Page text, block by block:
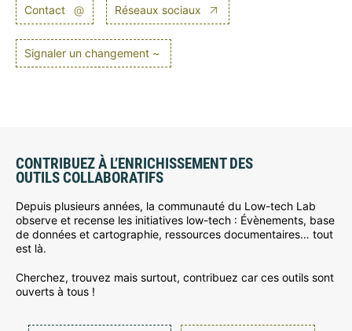
Contact @ Réseaux sociaux
Signaler un changement ~
CONTRIBUEZ À L’ENRICHISSEMENT DES
OUTILS COLLABORATIFS
Depuis plusieurs années, la communauté du Low-tech Lab
observe et recense les initiatives low-tech : Évènements, base
de données et cartographie, ressources documentaires… tout
est là.
Cherchez, trouvez mais surtout, contribuez car ces outils sont
ouverts à tous !